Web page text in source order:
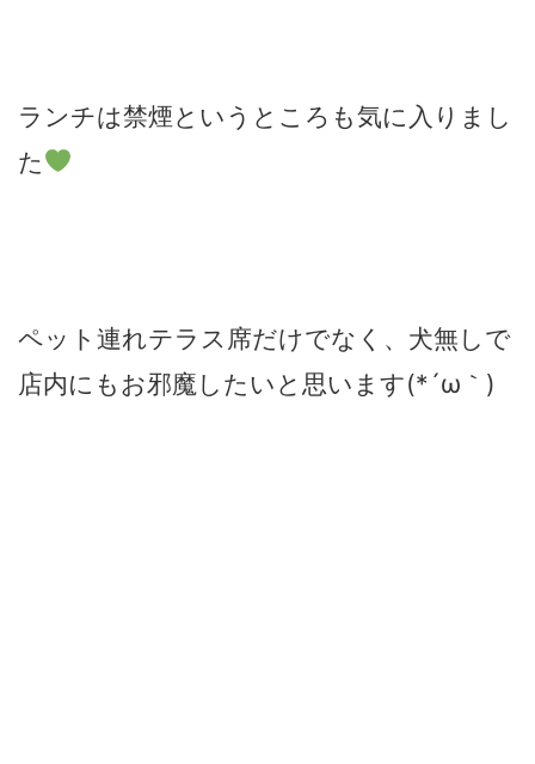
ランチは禁煙というところも気に入りまし
た
ペット連れテラス席だけでなく、犬無しで
店内にもお邪魔したいと思います(*´ω｀)